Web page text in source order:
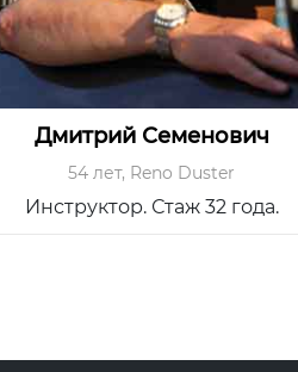
Дмитрий Семенович
54 лет, Reno Duster
Инструктор. Стаж 32 года.